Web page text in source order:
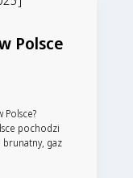
Polsce
Polsce?
pochodzi
gaz